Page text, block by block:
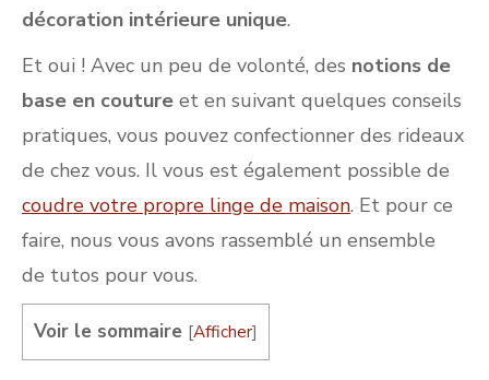
décoration intérieure unique.
Et oui ! Avec un peu de volonté, des notions de
base en couture et en suivant quelques conseils
pratiques, vous pouvez confectionner des rideaux
de chez vous. Il vous est également possible de
coudre votre propre linge de maison. Et pour ce
faire, nous vous avons rassemblé un ensemble
de tutos pour vous.
Voir le sommaire [Afficher]